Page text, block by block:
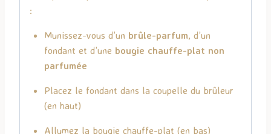
:
Munissez-vous d’un brûle-parfum, d’un
fondant et d’une bougie chauffe-plat non
parfumée
Placez le fondant dans la coupelle du brûleur
(en haut)
Allumez la bougie chauffe-plat (en bas)